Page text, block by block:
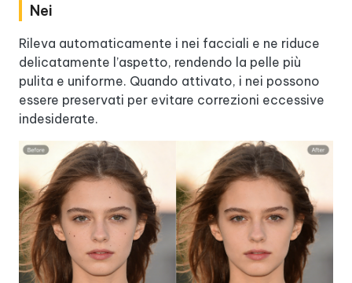
Nei
Rileva automaticamente i nei facciali e ne riduce
delicatamente l’aspetto, rendendo la pelle più
pulita e uniforme. Quando attivato, i nei possono
essere preservati per evitare correzioni eccessive
indesiderate.